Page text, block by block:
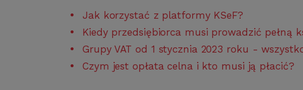
Jak korzystać z platformy KSeF?
Kiedy przedsiębiorca musi prowadzić pełną
Grupy VAT od 1 stycznia 2023 roku -
Czym jest opłata celna i kto musi ją płacić?